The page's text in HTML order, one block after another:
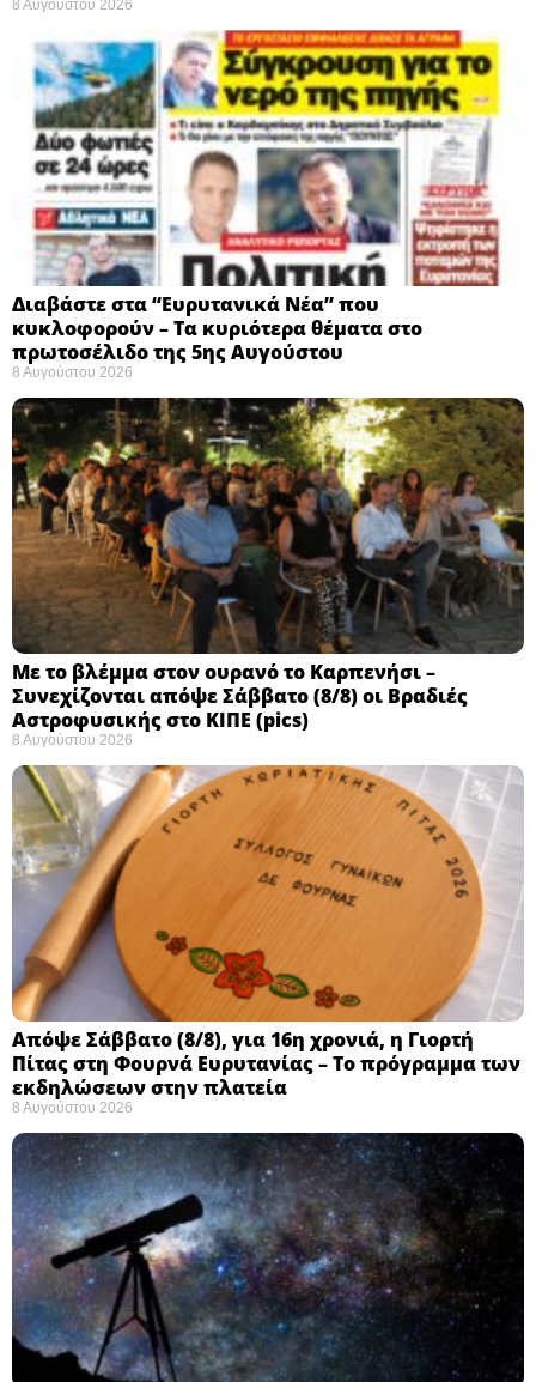
8 Αυγούστου 2026
Διαβάστε στα “Ευρυτανικά Νέα” που
κυκλοφορούν – Τα κυριότερα θέματα στο
πρωτοσέλιδο της 5ης Αυγούστου
8 Αυγούστου 2026
Με το βλέμμα στον ουρανό το Καρπενήσι –
Συνεχίζονται απόψε Σάββατο (8/8) οι Βραδιές
Αστροφυσικής στο ΚΙΠΕ (pics)
8 Αυγούστου 2026
Απόψε Σάββατο (8/8), για 16η χρονιά, η Γιορτή
Πίτας στη Φουρνά Ευρυτανίας – Το πρόγραμμα των
εκδηλώσεων στην πλατεία
8 Αυγούστου 2026